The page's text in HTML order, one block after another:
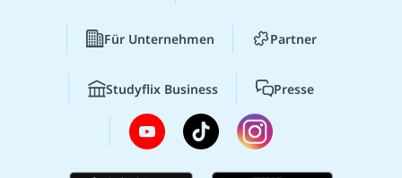
Für Unternehmen Partner
Studyflix Business Presse